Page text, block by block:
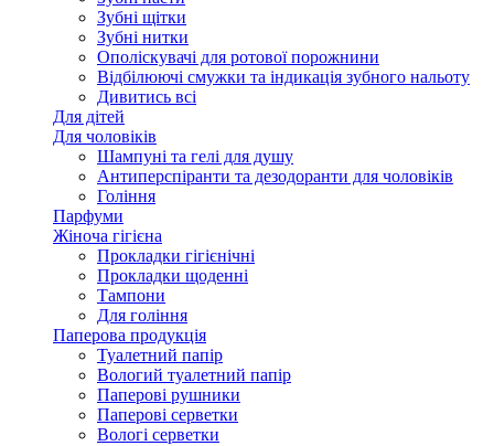
Зубні щітки
Зубні нитки
Ополіскувачі для ротової порожнини
Відбілюючі смужки та індикація зубного нальоту
Дивитись всі
Для дітей
Для чоловіків
Шампуні та гелі для душу
Антиперспіранти та дезодоранти для чоловіків
Гоління
Парфуми
Жіноча гігієна
Прокладки гігієнічні
Прокладки щоденні
Тампони
Для гоління
Паперова продукція
Туалетний папір
Вологий туалетний папір
Паперові рушники
Паперові серветки
Вологі серветки